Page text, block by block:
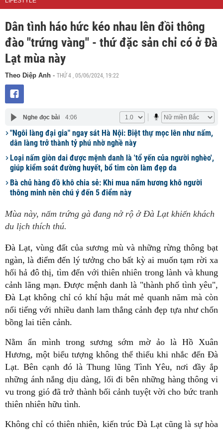
Dân tình háo hức kéo nhau lên đồi thông
đào "trứng vàng" - thứ đặc sản chỉ có ở Đà
Lạt mùa này
Theo Diệp Anh - THỨ 4 , 05/06/2024, 19:22
Nghe đọc bài 4:06
"Ngôi làng đại gia" ngay sát Hà Nội: Biệt thự mọc lên như nấm,
dân làng trở thành tỷ phú nhờ nghề này
Loại nấm giòn dai được mệnh danh là 'tổ yến của người nghèo',
giúp kiểm soát đường huyết, bổ tim còn làm đẹp da
Bà chủ hàng đồ khô chia sẻ: Khi mua nấm hương khô người
thông minh nên chú ý đến 5 điểm này
Mùa này, nấm trứng gà đang nở rộ ở Đà Lạt khiến khách
du lịch thích thú.
Đà Lạt, vùng đất của sương mù và những rừng thông bạt
ngàn, là điểm đến lý tưởng cho bất kỳ ai muốn tạm rời xa
hối hả đô thị, tìm đến với thiên nhiên trong lành và khung
cảnh lãng mạn. Được mệnh danh là "thành phố tình yêu",
Đà Lạt không chỉ có khí hậu mát mẻ quanh năm mà còn
nổi tiếng với nhiều danh lam thắng cảnh đẹp tựa như chốn
bồng lai tiên cảnh.
Nằm ẩn mình trong sương sớm mờ ảo là Hồ Xuân
Hương, một biểu tượng không thể thiếu khi nhắc đến Đà
Lạt. Bên cạnh đó là Thung lũng Tình Yêu, nơi đầy ắp
những ánh nắng dịu dàng, lối đi bên những hàng thông vi
vu trong gió đã trở thành bối cảnh tuyệt vời cho bức tranh
thiên nhiên hữu tình.
Không chỉ có thiên nhiên, kiến trúc Đà Lạt cũng là sự hòa